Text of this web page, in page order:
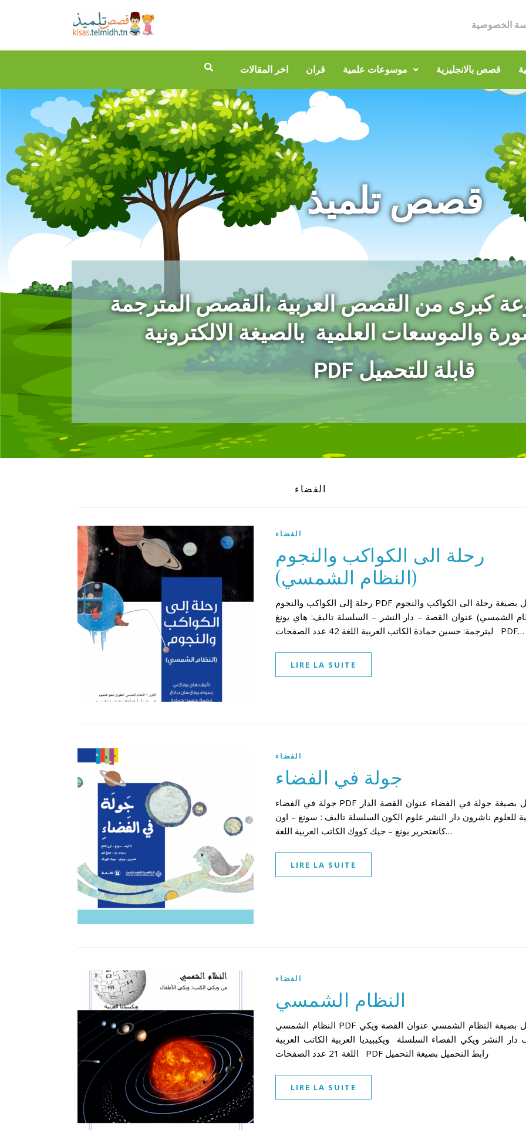
الخصوصية
اخر المقالات قران موسوعات علمية قصص بالانجليزية
قصص تلميذ
كبرى من القصص العربية ،القصص المترجمة
والموسعات العلمية بالصيغة الالكترونية
PDF قابلة للتحميل
الفضاء
الفضاء
رحلة الى الكواكب والنجوم
(النظام الشمسي)
رحلة إلى الكواكب والنجوم PDF تحميل بصيغة رحلة الى الكواكب والنجوم
الشمسي) عنوان القصة – دار النشر – السلسلة تاليف: هاي يونغ
ليترجمة: حسين حمادة الكاتب العربية اللغة 42 عدد الصفحات PDF…
LIRE LA SUITE
الفضاء
جولة في الفضاء
جولة في الفضاء PDF تحميل بصيغة جولة في الفضاء عنوان القصة الدار
للعلوم ناشرون دار النشر علوم الكون السلسلة تاليف : سونغ – اون
كانغتحرير يونغ – جيك كووك الكاتب العربية اللغة…
LIRE LA SUITE
الفضاء
النظام الشمسي
النظام الشمسي PDF تحميل بصيغة النظام الشمسي عنوان القصة ويكي
دار النشر ويكي الفصاء السلسلة ويكيبيديا العربية الكاتب العربية
LIRE LA SUITE